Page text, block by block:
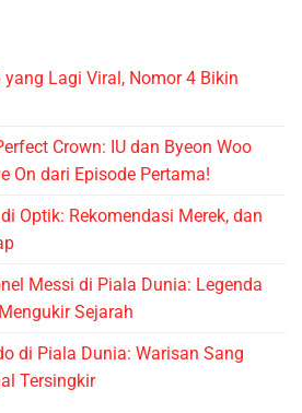
Lagi Viral, Nomor 4 Bikin
Crown: IU dan Byeon Woo
On dari Episode Pertama!
Optik: Rekomendasi Merek, dan
Messi di Piala Dunia: Legenda
Sejarah
di Piala Dunia: Warisan Sang
Tersingkir